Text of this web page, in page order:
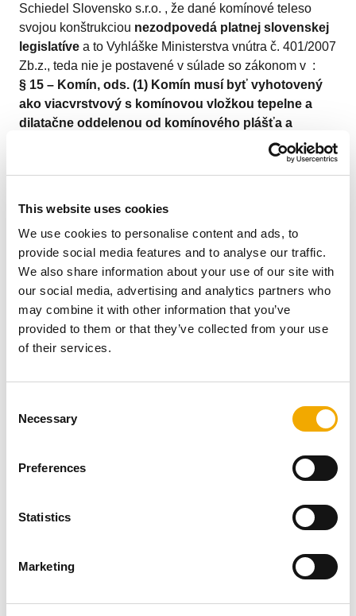
This website uses cookies
We use cookies to personalise content and ads, to
provide social media features and to analyse our traffic.
We also share information about your use of our site with
our social media, advertising and analytics partners who
may combine it with other information that you’ve
provided to them or that they’ve collected from your use
of their services.
Necessary
Preferences
Statistics
Marketing
Schiedel Slovensko s.r.o. , že dané komínové teleso
svojou konštrukciou nezodpovedá platnej slovenskej
legislatíve a to Vyhláške Ministerstva vnútra č. 401/2007
Zb.z., teda nie je postavené v súlade so zákonom v :
§ 15 – Komín, ods. (1) Komín musí byť vyhotovený
ako viacvrstvový s komínovou vložkou tepelne a
dilatačne oddelenou od komínového plášťa a
rozmerovo a tvarovo stálou. Jednovrstvový komín
možno vyhotoviť len v občasne užívaných stavbách.
Rozpor je tu v tom, že v spodnej časti komína sú použité
Takto postavené komínové teleso nesmie byť
uvedené do prevádzky, v zmysle Vyhlášky 401/2007
Zb.z. podľa § 19 Čistenie, kontrola a preskúšanie
komína, lebo nevyhovuje platnej legislatíve.
Podľa fotodokumentácie bola na vytesnenie škár
použitá expanzná PUR pena. Pokiaľ montážna
spoločnosť nezanechala na stavbe doklad (Deklaráciu
horľavých častí stavby a materiálov od vonkajšieho
môže byť podľa typu komína od 50 do 200 mm
výrobcu. Tým nebola dodržaná STN EN 1856-1, na
ktorú sa odvoláva Vyhl.č. 401/2007 Zb.z.